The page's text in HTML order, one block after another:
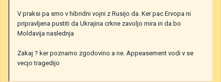
V praksi pa smo v hibridni vojni z Rusijo da. Ker pac Ervopa ni
pripravljena pustiti da Ukrajina crkne zavoljo mira in da bo
Moldavija naslednja
Zakaj ? ker poznamo zgodovino a ne. Appeasement vodi v se
vecjo tragedijo